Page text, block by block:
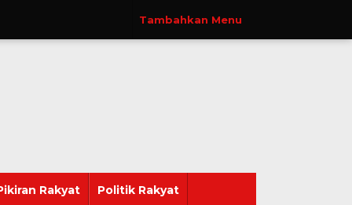
Tambahkan Menu
Rakyat Politik Rakyat